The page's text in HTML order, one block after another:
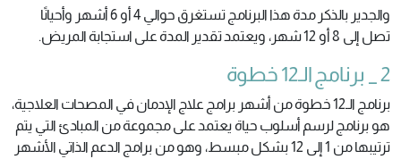
والجدير بالذكر مدة هذا البرنامج تستغرق حوالي 4 أو 6 أشهر وأحيانًا
تصل إلى 8 أو 12 شهر، ويعتمد تقدير المدة على استجابة المريض.
2 _ برنامج الـ12 خطوة
برنامج الـ12 خطوة من أشهر برامج علاج الإدمان في المصحات العلاجية،
هو برنامج لرسم أسلوب حياة يعتمد على مجموعة من المبادئ التي يتم
ترتيبها من 1 إلى 12 بشكل مبسط، وهو من برامج الدعم الذاتي الأشهر